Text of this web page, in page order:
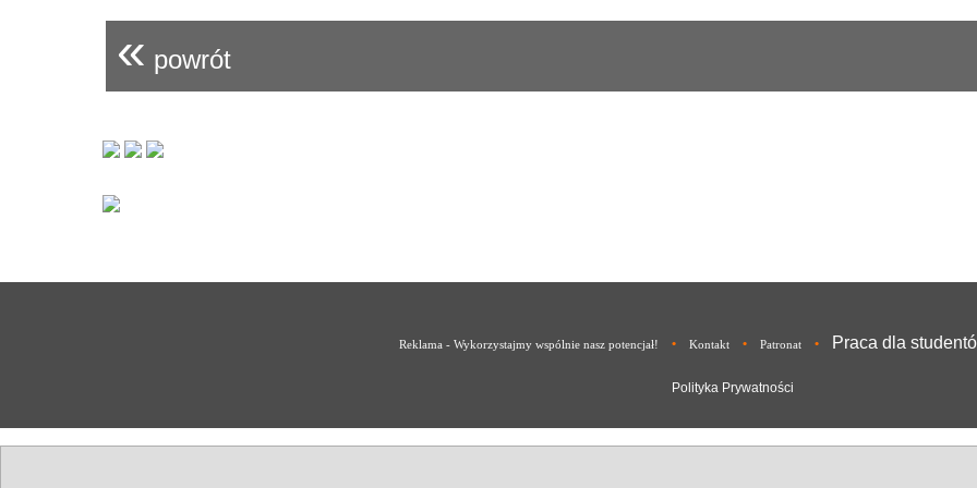
« powrót
Reklama - Wykorzystajmy wspólnie nasz potencjał! • Kontakt • Patronat • Praca dla
Polityka Prywatności